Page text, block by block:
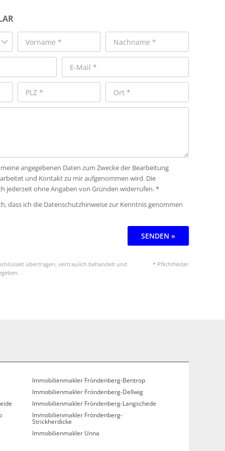
angegebenen Daten zum Zwecke der Bearbeitung
und Kontakt zu mir aufgenommen wird. Die
jederzeit ohne Angaben von Gründen widerrufen. *
dass ich die Datenschutzhinweise zur Kenntnis genommen
SENDEN »
übertragen, vertraulich behandelt und
* Pflichtfelder
Immobilienmakler Fröndenberg-Bentrop
Immobilienmakler Fröndenberg-Dellwig
Immobilienmakler Fröndenberg-Langschede
Immobilienmakler Fröndenberg-
Strickherdicke
Immobilienmakler Unna